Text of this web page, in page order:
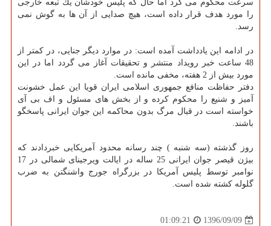
سرعت محكوم می كرد اما حال كه پلیس خودشان یك تبعه خارجی
را مورد هدف قرار داده است، هیچ صدایی از آن ها به گوش نمی
رسد.
در ادامه این یادداشت آمده است: در موارد دیگر جنایی، در كمتر از
48 ساعت خبر رویداد منتشر و تحقیقات آغاز می گردد اما در این
مورد بیش از 2 هفته، مخفی مانده است.
دفتر حفاظت منافع جمهوری اسلامی ایران قویا این عمل خشونت
آمیز و شنیع را محكوم كرده و از بخش های مسئول و اف بی آی
خواسته است در قبال مرگ بدون محاكمه این جوان ایرانی پاسخگو
باشند.
روز گذشته (سه شنبه ) چند رسانه محدود آمریكایی خبردادند كه
بیژن قیصر جوان ایرانی 25 ساله در ایالت ویرجینای شمالی در 17
نوامبر توسط پلیس آمریكا در بزرگراه جورج واشنگتن به ضرب
گلوله كشته شده است.
1396/09/09
01:09:21